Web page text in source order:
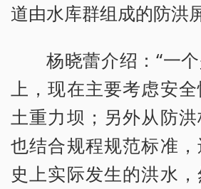
道由水库群组成的防洪
杨晓蕾介绍：“一
上，现在主要考虑安
土重力坝；另外从防
也结合规程规范标准
史上实际发生的洪水